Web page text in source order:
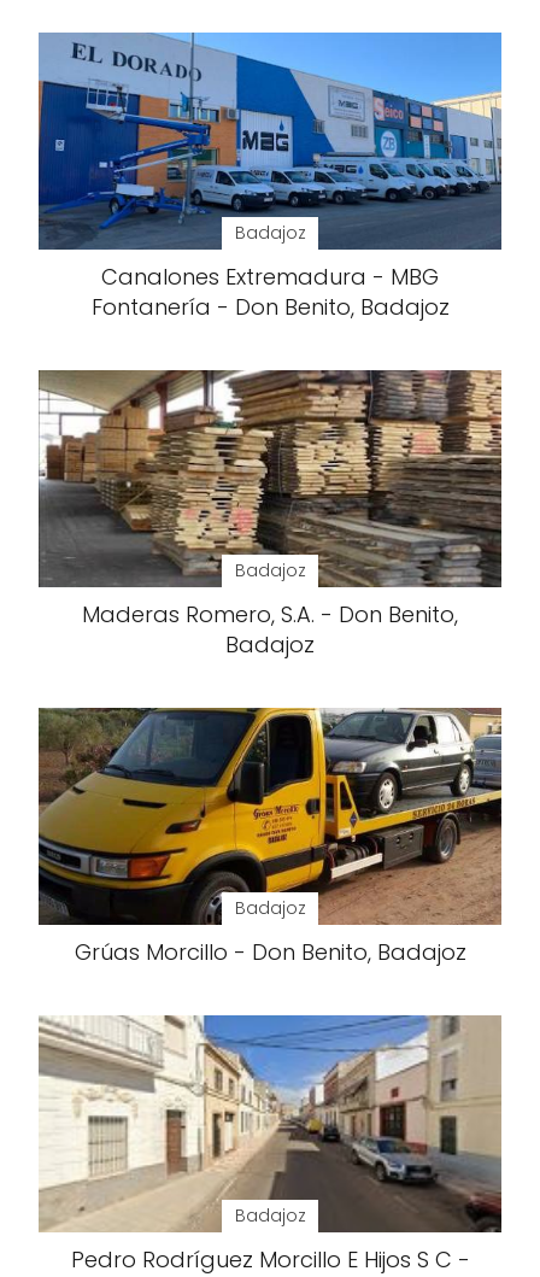
Badajoz
Canalones Extremadura - MBG
Fontanería - Don Benito, Badajoz
Badajoz
Maderas Romero, S.A. - Don Benito,
Badajoz
Badajoz
Grúas Morcillo - Don Benito, Badajoz
Badajoz
Pedro Rodríguez Morcillo E Hijos S C -